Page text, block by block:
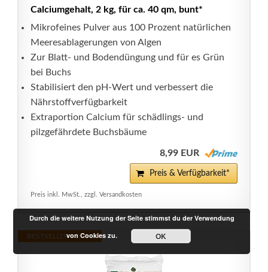
Calciumgehalt, 2 kg, für ca. 40 qm, bunt*
Mikrofeines Pulver aus 100 Prozent natürlichen
Meeresablagerungen von Algen
Zur Blatt- und Bodendüngung und für es Grün
bei Buchs
Stabilisiert den pH-Wert und verbessert die
Nährstoffverfügbarkeit
Extraportion Calcium für schädlings- und
pilzgefährdete Buchsbäume
8,99 EUR
Preis & Verfügbarkeit*
Preis inkl. MwSt., zzgl. Versandkosten
BESTSELLER NR. 19
Durch die weitere Nutzung der Seite stimmst du der Verwendung
von Cookies zu.
OK